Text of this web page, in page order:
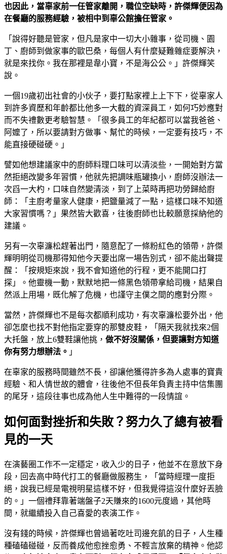
也因此，當辜家前一任管家離開，職位空缺時，許傑輝便因為
在餐廳的服務經驗，被相中到辜公館擔任管家。
「說得好聽是管家，但凡是家中一切大小雜事，從司機、園
丁、廚師到做家事的歐巴桑，每個人有什麼疑難雜症要解決，
就是來找你。我在那裡是韋小寶，不是海公公。」許傑輝笑
說。
一個19歲初出社會的小伙子，要打點家裡上上下下，從辜家人
到許多資歷和年齡都比他多一大截的資深員工，如何巧妙應對
而不失禮數更考驗智慧。「很多員工的年紀都可以當我爸爸、
阿嬤了，所以要請對方做事、幫忙的時候，一定要有技巧，不
能直接硬碰硬。」
譬如他想建議家中的廚師料理口味可以清淡些，一開始對方當
然拒絕改變多年習慣，他就先把調味瓶罐換小，廚師沒辦法一
次舀一大杓，口味自然變清淡，到了上菜時再把功勞歸給廚
師：「主廚考量家人健康，把鹽量減了一點，這樣口味不知道
大家習慣嗎？」果然皆大歡喜，往後廚師也比較願意採納他的
建議。
另有一次辜濂松趕著出門，隨意配了一條粉紅色的領帶，許傑
輝明明從司機那得知他今天要出席一場告別式，卻不能出聲提
醒：「按規矩來說，我不會知道他的行程，更不能開口打
探」。他靈機一動，默默地把一條黑色領帶拿給司機，結果自
然派上用場，既化解了危機，也謹守主僕之間的應對分際。
當然，許傑輝也不是每次都順利成功，有次辜濂松要外出，他
卻怎麼也找不對他指定要穿的那雙皮鞋，「隔天我就找來2個
大托盤，放上6雙鞋讓他挑， 做不好沒關係，但要讓對方知道
你有努力想辦法。 」
在辜家的服務時間雖然不長，卻讓他獲得許多為人處事的寶貴
經驗、和人情世故的體會，往後他不但長年負責主持中信集團
的尾牙，這段往事也成為他人生中難得的一段情誼。
如何面對挫折和失敗？努力久了總有被看
見的一天
在演藝圈工作不一定穩定，收入少的日子，他並不在意放下身
段，回去高中時代打工的餐廳做服務生，「當時經理一度拒
絕，說我已經是電視明星這樣不好，但我覺得這沒什麼好丟臉
的。」一個禮拜靠著端盤子2天賺來的1600元度過，其他時
間，就繼續投入自己喜愛的表演工作。
沒有錢的時候，許傑輝也曾過著吃吐司邊充飢的日子，人生種
種磕磕碰碰，反而養成他愈挫愈勇、不輕言放棄的精神。他認